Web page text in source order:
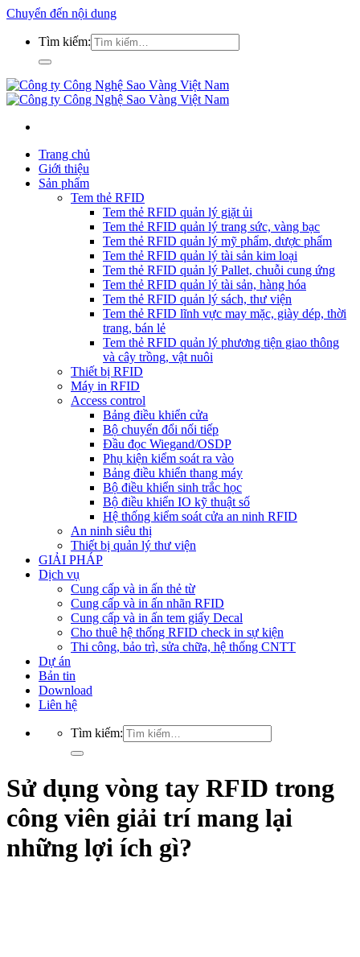
Chuyển đến nội dung
Tìm kiếm:
Trang chủ
Giới thiệu
Sản phẩm
Tem thẻ RFID
Tem thẻ RFID quản lý giặt ủi
Tem thẻ RFID quản lý trang sức, vàng bạc
Tem thẻ RFID quản lý mỹ phẩm, dược phẩm
Tem thẻ RFID quản lý tài sản kim loại
Tem thẻ RFID quản lý Pallet, chuỗi cung ứng
Tem thẻ RFID quản lý tài sản, hàng hóa
Tem thẻ RFID quản lý sách, thư viện
Tem thẻ RFID lĩnh vực may mặc, giày dép, thời
trang, bán lẻ
Tem thẻ RFID quản lý phương tiện giao thông
và cây trồng, vật nuôi
Thiết bị RFID
Máy in RFID
Access control
Bảng điều khiển cửa
Bộ chuyển đổi nối tiếp
Đầu đọc Wiegand/OSDP
Phụ kiện kiểm soát ra vào
Bảng điều khiển thang máy
Bộ điều khiển sinh trắc học
Bộ điều khiển IO kỹ thuật số
Hệ thống kiểm soát cửa an ninh RFID
An ninh siêu thị
Thiết bị quản lý thư viện
GIẢI PHÁP
Dịch vụ
Cung cấp và in ấn thẻ từ
Cung cấp và in ấn nhãn RFID
Cung cấp và in ấn tem giấy Decal
Cho thuê hệ thống RFID check in sự kiện
Thi công, bảo trì, sửa chữa, hệ thống CNTT
Dự án
Bản tin
Download
Liên hệ
Tìm kiếm:
Sử dụng vòng tay RFID trong
công viên giải trí mang lại
những lợi ích gì?